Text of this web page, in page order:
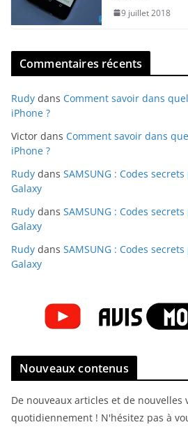
9 juillet 2018
Commentaires récents
Rudy dans Comment savoir dans
iPhone ?
Victor dans Comment savoir dans
iPhone ?
Rudy dans SAMSUNG : Codes
Galaxy
Rudy dans SAMSUNG : Codes
Galaxy
Rudy dans SAMSUNG : Codes
Galaxy
Nouveaux contenus
De nouveaux articles et de nouvelles
quotidiennement ! N'hésitez pas à